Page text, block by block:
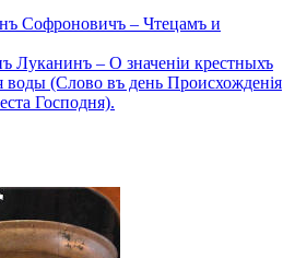
Софроновичъ – Чтецамъ и
Луканинъ – О значеніи крестныхъ
воды (Слово въ день Происхожденія
Господня).